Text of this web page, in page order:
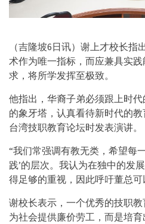
（吉隆坡6日讯）谢上才校长
术作为唯一指标，而应兼具实
求，将所学发挥至极致。
他指出，华裔子弟必须跟上时
的象牙塔，认真看待新时代的
台湾技职教育论坛时发表演讲。
“我们常强调有教无类，希望每
践’的层次。我认为在独中的发
得足够的重视，因此呼吁董总
谢校长表示，一个优秀的技职
为社会提供廉价劳工，而是培